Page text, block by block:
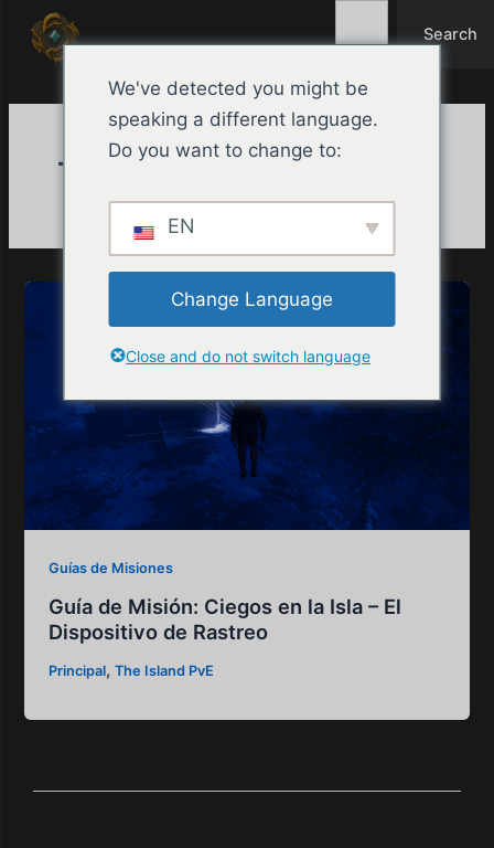
Przejdź
Search
The Island PvE
Guías de Misiones
Guía de Misión: Ciegos en la Isla – El
Dispositivo de Rastreo
Principal,The Island PvE
We've detected you might be
speaking a different language.
Do you want to change to:
EN
Change Language
Close and do not switch language